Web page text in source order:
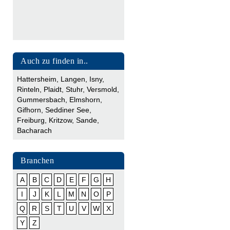
Auch zu finden in..
Hattersheim Langen Isny,
Rinteln
Plaidt Stuhr, Versmold
Gummersbach
Elmshorn
Gifhorn Seddiner See
Freiburg
Kritzow, Sande
Bacharach
Branchen
A B C D E F G
H
I
J K L M N O
P
Q
R S T U V W
X
Y
Z